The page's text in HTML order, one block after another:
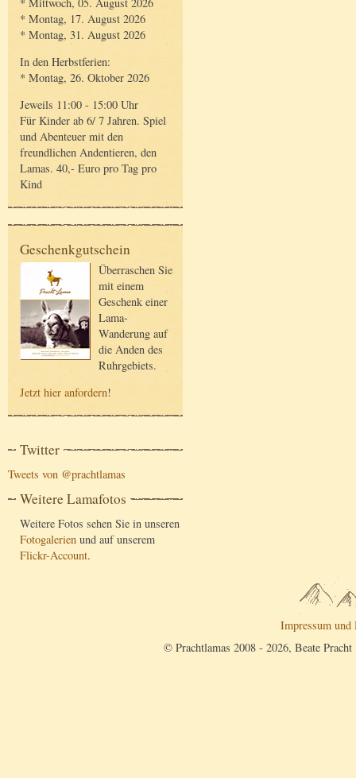
* Montag, 17. August 2026
* Montag, 31. August 2026
In den Herbstferien:
* Montag, 26. Oktober 2026
Jeweils 11:00 - 15:00 Uhr
Für Kinder ab 6/ 7 Jahren. Spiel
und Abenteuer mit den
freundlichen Andentieren, den
Lamas. 40,- Euro pro Tag pro
Kind
Geschenkgutschein
Überraschen Sie
mit einem
Geschenk einer
Lama-
Wanderung auf
die Anden des
Ruhrgebiets.
Jetzt hier anfordern!
Twitter
Tweets von @prachtlamas
Weitere Lamafotos
Weitere Fotos sehen Sie in unseren
Fotogalerien und auf unserem
Flickr-Account.
Impressum und
© Prachtlamas 2008 - 2026, Beate Pracht